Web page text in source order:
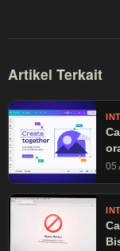
Artikel Terkait
05